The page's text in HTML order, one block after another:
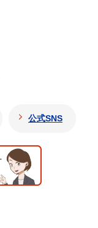
公式SNS